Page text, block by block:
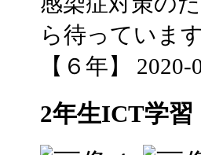
ら待っています
【６年】
2年生ICT学習